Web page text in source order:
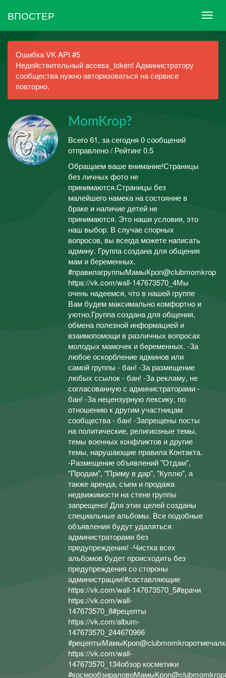
ВПОСТЕР
Ошибка VK API #5
Недействительный access_token! Администратору
сообщества нужно авторизоваться на сервисе
повторно.
MomKrop?
Всего 61, за сегодня 0 сообщений
отправлено / Рейтинг 0.5
Обращаем ваше внимание!Страницы
без личных фото не
принимаются.Страницы без
малейшего намека на состояние в
браке и наличие детей не
принимаются. Это наши условия, это
наш выбор. В случае спорных
вопросов, вы всегда можете написать
админу. Группа создана для общения
мам и беременных.
#правилагруппыМамыКроп@clubmomkrop
https://vk.com/wall-147673570_4Мы
очень надеемся, что в нашей группе
Вам будем максимально комфортно и
уютно.Группа создана для общения,
обмена полезной информацией и
взаимопомощи в различных вопросах
молодых мамочек и беременных. -За
любое оскорбление админов или
самой группы - бан! -За размещение
любых ссылок - бан! -За рекламу, не
согласованную с администраторами -
бан! -За нецензурную лексику, по
отношению к другим участницам
сообщества - бан! -Запрещены посты
на политические, религиозные темы,
темы военных конфликтов и другие
темы, нарушающие правила Контакта.
-Размещение объявлений "Отдам",
"Продам", "Приму в дар", "Куплю", а
также аренда, съем и продажа
недвижимости на стене группы
запрещено! Для этих целей созданы
специальные альбомы. Все подобные
объявления будут удаляться
администраторами без
предупреждения! -Чистка всех
альбомов будет происходить без
предупреждения со стороны
администрации!#составляющие
https://vk.com/wall-147673570_5#врачи
https://vk.com/wall-
147673570_8#рецепты
https://vk.com/album-
147673570_244670966
https://vk.com/wall-
147673570_134обзор косметики